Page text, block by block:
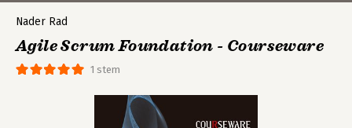
1 stem
Nader Rad
Agile Scrum Foundation - Courseware